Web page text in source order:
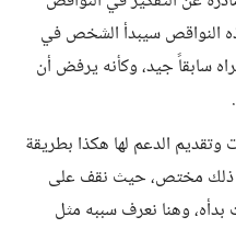
النواقص سيبدأ الشخص في
سابقاً جيد، وكأنه يرفض أن
الدعم لها هكذا بطريقة
ذلك مختص، حيث نقف على
وهنا نعرف سببه مثل